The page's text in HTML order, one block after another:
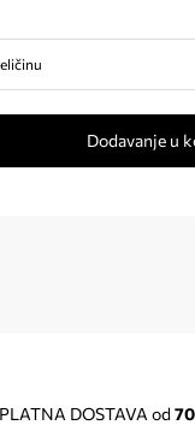
Dodavanje u
DOSTAVA od